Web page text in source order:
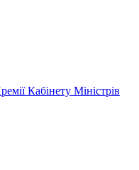
Кабінету Міністрів